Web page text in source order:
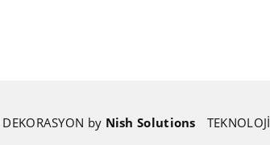
DEKORASYON by Nish Solutions TEKNOLOJI